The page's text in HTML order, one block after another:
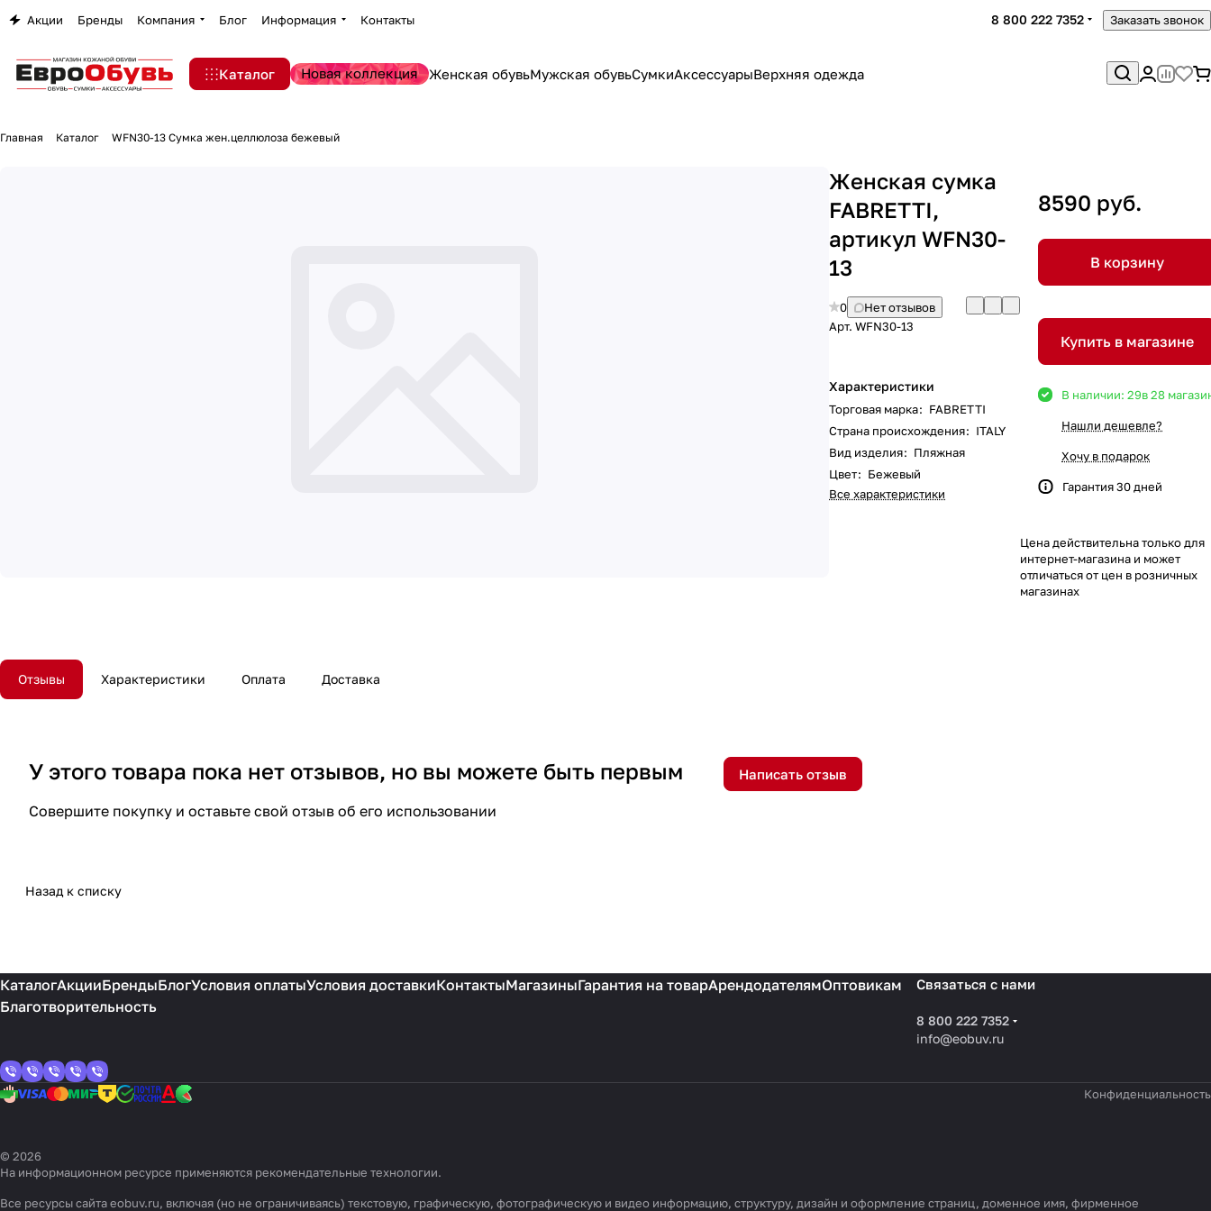
Акции Бренды Компания Блог Информация Контакты 8 800 222 7352 Заказать звонок
Каталог Новая коллекция Женская обувьМужская обувьСумкиАксессуарыВерхняя одежда
Главная Каталог WFN30-13 Сумка жен.целлюлоза бежевый
Женская сумка
FABRETTI,
артикул WFN30-
13
0
Нет отзывов
Арт. WFN30-13
Характеристики
Торговая марка: FABRETTI
Страна происхождения: ITALY
Вид изделия: Пляжная
Цвет: Бежевый
Все характеристики
8590 руб.
В корзину
Купить в магазине
В наличии: 29в 28
Нашли дешевле?
Хочу в подарок
Гарантия 30 дней
Цена действительна только для
интернет-магазина и может
отличаться от цен в розничных
магазинах
Отзывы Характеристики Оплата Доставка
У этого товара пока нет отзывов, но вы можете быть первым
Совершите покупку и оставьте свой отзыв об его использовании
Написать отзыв
Назад к списку
КаталогАкцииБрендыБлогУсловия оплатыУсловия доставкиКонтактыМагазиныГарантия на товарАрендодателямОптовикам
Благотворительность
Связаться с нами
8 800 222 7352
info@eobuv.ru
Конфиденциальность
© 2026
На информационном ресурсе применяются рекомендательные технологии.
Все ресурсы сайта eobuv.ru, включая (но не ограничиваясь) текстовую, графическую, фотографическую и видео информацию, структуру, дизайн и оформление страниц, доменное имя, фирменное